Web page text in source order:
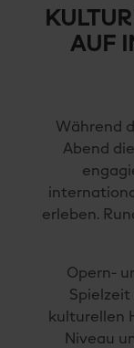
AUF
Während
Abend
erleben.
Opern-
Spielzeit
kulturellen
Niveau